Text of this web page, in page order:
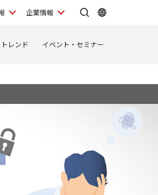
企業情報
レンド イベント・セミナー